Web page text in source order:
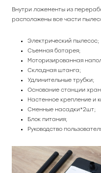
Внутри ложементы из
расположены все части
Электрический пылесос;
Съемная батарея;
Моторизированная
Складная штанга;
Удлинительные трубки;
Основание станции
Настенное крепление и
Сменные насадки*2шт;
Блок питания;
Руководство